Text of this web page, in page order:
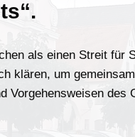
als einen Streit für
klären, um
des